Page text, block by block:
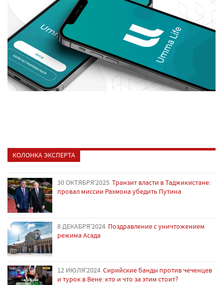
КОЛОНКА ЭКСПЕРТА
30 ОКТЯБРЯ'2025 Транзит власти в Таджикистане:
провал миссии Рахмона убедить Путина
8 ДЕКАБРЯ'2024 Поздравление с уничтожением
режима Асада
12 ИЮЛЯ'2024 Сирийские банды против чеченцев
и турок в Вене: кто и что за этим стоит?